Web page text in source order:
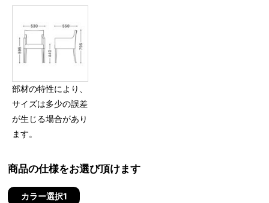
部材の特性により、
サイズは多少の誤差
が生じる場合があり
ます。
商品の仕様をお選び頂けます
カラー選択1